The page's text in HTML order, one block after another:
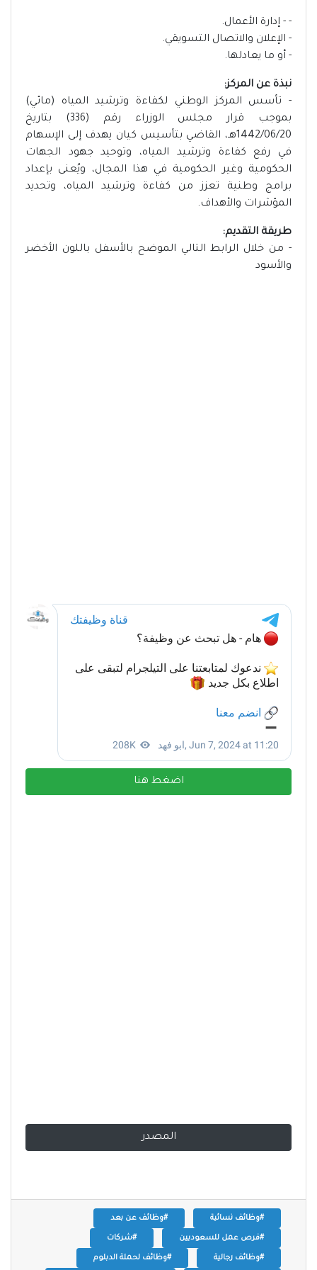
- - إدارة الأعمال.
- الإعلان والاتصال التسويقي.
- أو ما يعادلها.
نبذة عن المركز:
- تأسس المركز الوطني لكفاءة وترشيد المياه (مائي)
بموجب قرار مجلس الوزراء رقم (336) بتاريخ
1442/06/20هـ، القاضي بتأسيس كيان يهدف إلى الإسهام
في رفع كفاءة وترشيد المياه، وتوحيد جهود الجهات
الحكومية وغير الحكومية في هذا المجال، ويُعنى بإعداد
برامج وطنية تعزز من كفاءة وترشيد المياه، وتحديد
المؤشرات والأهداف.
طريقة التقديم:
- من خلال الرابط التالي الموضح بالأسفل باللون الأخضر
والأسود
اضغط هنا
المصدر
#وظائف نسائية #وظائف عن بعد
#فرص عمل للسعوديين #شركات
#وظائف رجالية #وظائف لحملة الدبلوم